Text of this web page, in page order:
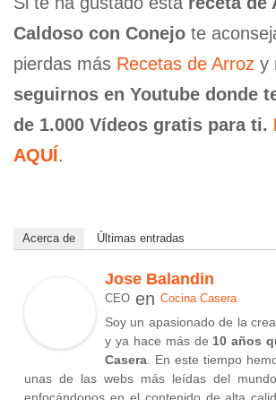
Caldoso con Conejo te
pierdas más Recetas de Arroz y
seguirnos en Youtube donde
de 1.000 Vídeos gratis para ti.
AQUÍ.
Acerca de Últimas entradas
Jose Balandin
CEO en Cocina Casera
Soy un apasionado de la
y ya hace más de 10 años
Casera . En este tiempo
unas de las webs más leídas del